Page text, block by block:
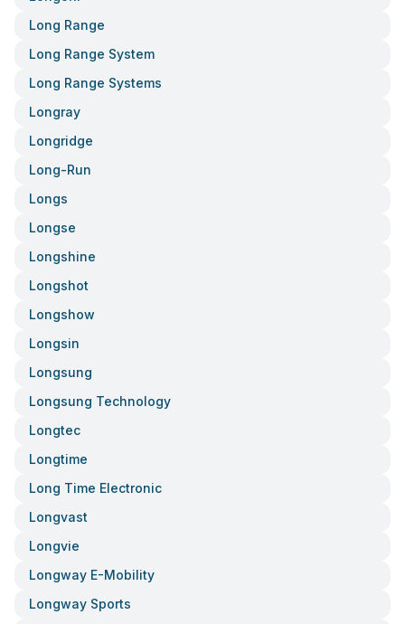
Long Range
Long Range System
Long Range Systems
Longray
Longridge
Long-Run
Longs
Longse
Longshine
Longshot
Longshow
Longsin
Longsung
Longsung Technology
Longtec
Longtime
Long Time Electronic
Longvast
Longvie
Longway E-Mobility
Longway Sports